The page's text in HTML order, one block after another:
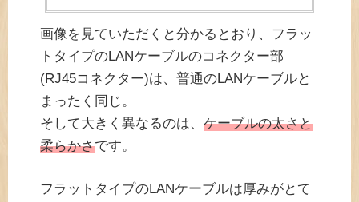
画像を見ていただくと分かるとおり、フラッ
トタイプのLANケーブルのコネクター部
(RJ45コネクター)は、普通のLANケーブルと
まったく同じ。
そして大きく異なるのは、 ケーブルの太さと
柔らかさです。
フラットタイプのLANケーブルは厚みがとて